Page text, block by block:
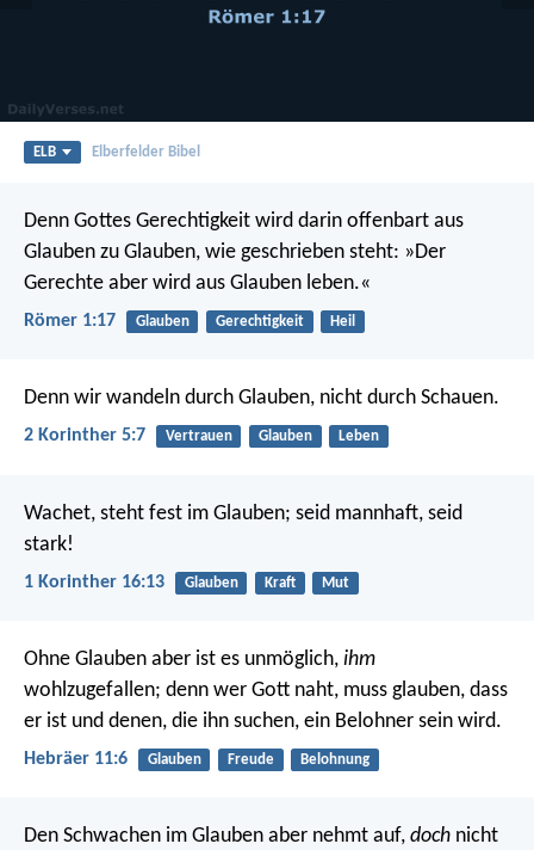
ELB Elberfelder Bibel
Denn Gottes Gerechtigkeit wird darin offenbart aus
Glauben zu Glauben, wie geschrieben steht: »Der
Gerechte aber wird aus Glauben leben.«
Römer 1:17 Glauben Gerechtigkeit Heil
Denn wir wandeln durch Glauben, nicht durch Schauen.
2 Korinther 5:7 Vertrauen Glauben Leben
Wachet, steht fest im Glauben; seid mannhaft, seid
stark!
1 Korinther 16:13 Glauben Kraft Mut
Ohne Glauben aber ist es unmöglich, ihm
wohlzugefallen; denn wer Gott naht, muss glauben, dass
er ist und denen, die ihn suchen, ein Belohner sein wird.
Hebräer 11:6 Glauben Freude Belohnung
Den Schwachen im Glauben aber nehmt auf, doch nicht